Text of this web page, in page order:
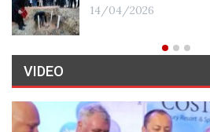
14/04/2026
VIDEO